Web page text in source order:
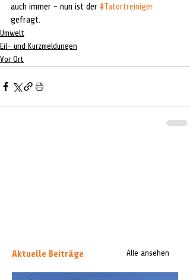
auch immer - nun ist der #Tatortreiniger
gefragt.
Umwelt
Eil- und Kurzmeldungen
Vor Ort
Aktuelle Beiträge Alle ansehen